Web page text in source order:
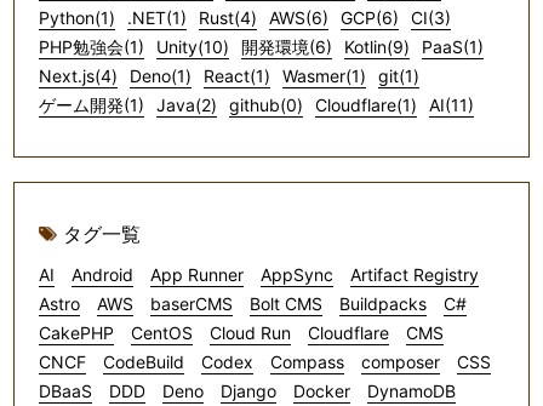
Python(1)
.NET(1) Rust(4) AWS(6) GCP(6)
CI(3)
PHP勉強会(1)
Unity(10) 開発環境(6) Kotlin(9)
PaaS(1)
Next.js(4)
Deno(1) React(1) Wasmer(1)
git(1)
ゲーム開発(1)
Java(2) github(0) Cloudflare(1) AI(11)
タグ一覧
AI Android App Runner AppSync
Artifact Registry
Astro
AWS baserCMS Bolt CMS Buildpacks
C#
CakePHP
CentOS Cloud Run Cloudflare
CMS
CNCF
CodeBuild Codex Compass composer
CSS
DBaaS
DDD Deno Django Docker
DynamoDB